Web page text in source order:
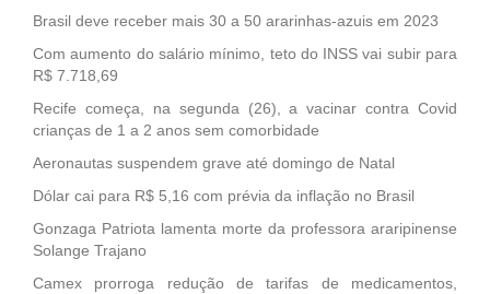
Brasil deve receber mais 30 a 50 ararinhas-azuis em 2023
Com aumento do salário mínimo, teto do INSS vai subir para
R$ 7.718,69
Recife começa, na segunda (26), a vacinar contra Covid
crianças de 1 a 2 anos sem comorbidade
Aeronautas suspendem grave até domingo de Natal
Dólar cai para R$ 5,16 com prévia da inflação no Brasil
Gonzaga Patriota lamenta morte da professora araripinense
Solange Trajano
Camex prorroga redução de tarifas de medicamentos,